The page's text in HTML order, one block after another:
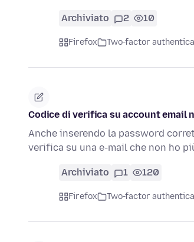
Archiviato 2 10
Firefox Two-factor
Codice di verifica su account email
Anche inserendo la password
verifica su una e-mail che non ho
Archiviato 1 120
Firefox Two-factor